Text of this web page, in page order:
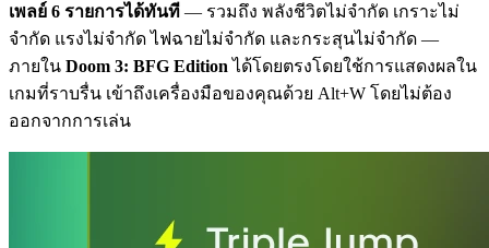
เพลย์ 6 รายการได้ทันที — รวมถึง พลังชีวิตไม่จำกัด เกราะไม่
จำกัด แรงไม่จำกัด ไฟฉายไม่จำกัด และกระสุนไม่จำกัด —
ภายใน Doom 3: BFG Edition ได้โดยตรงโดยใช้การแสดงผลใน
เกมที่ราบรื่น เข้าถึงเครื่องมือของคุณด้วย Alt+W โดยไม่ต้อง
ออกจากการเล่น